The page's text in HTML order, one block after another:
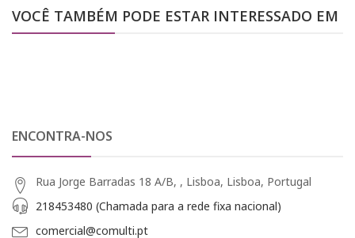
VOCÊ TAMBÉM PODE ESTAR INTERESSADO EM
ENCONTRA-NOS
Rua Jorge Barradas 18 A/B, , Lisboa, Lisboa, Portugal
218453480 (Chamada para a rede fixa nacional)
comercial@comulti.pt